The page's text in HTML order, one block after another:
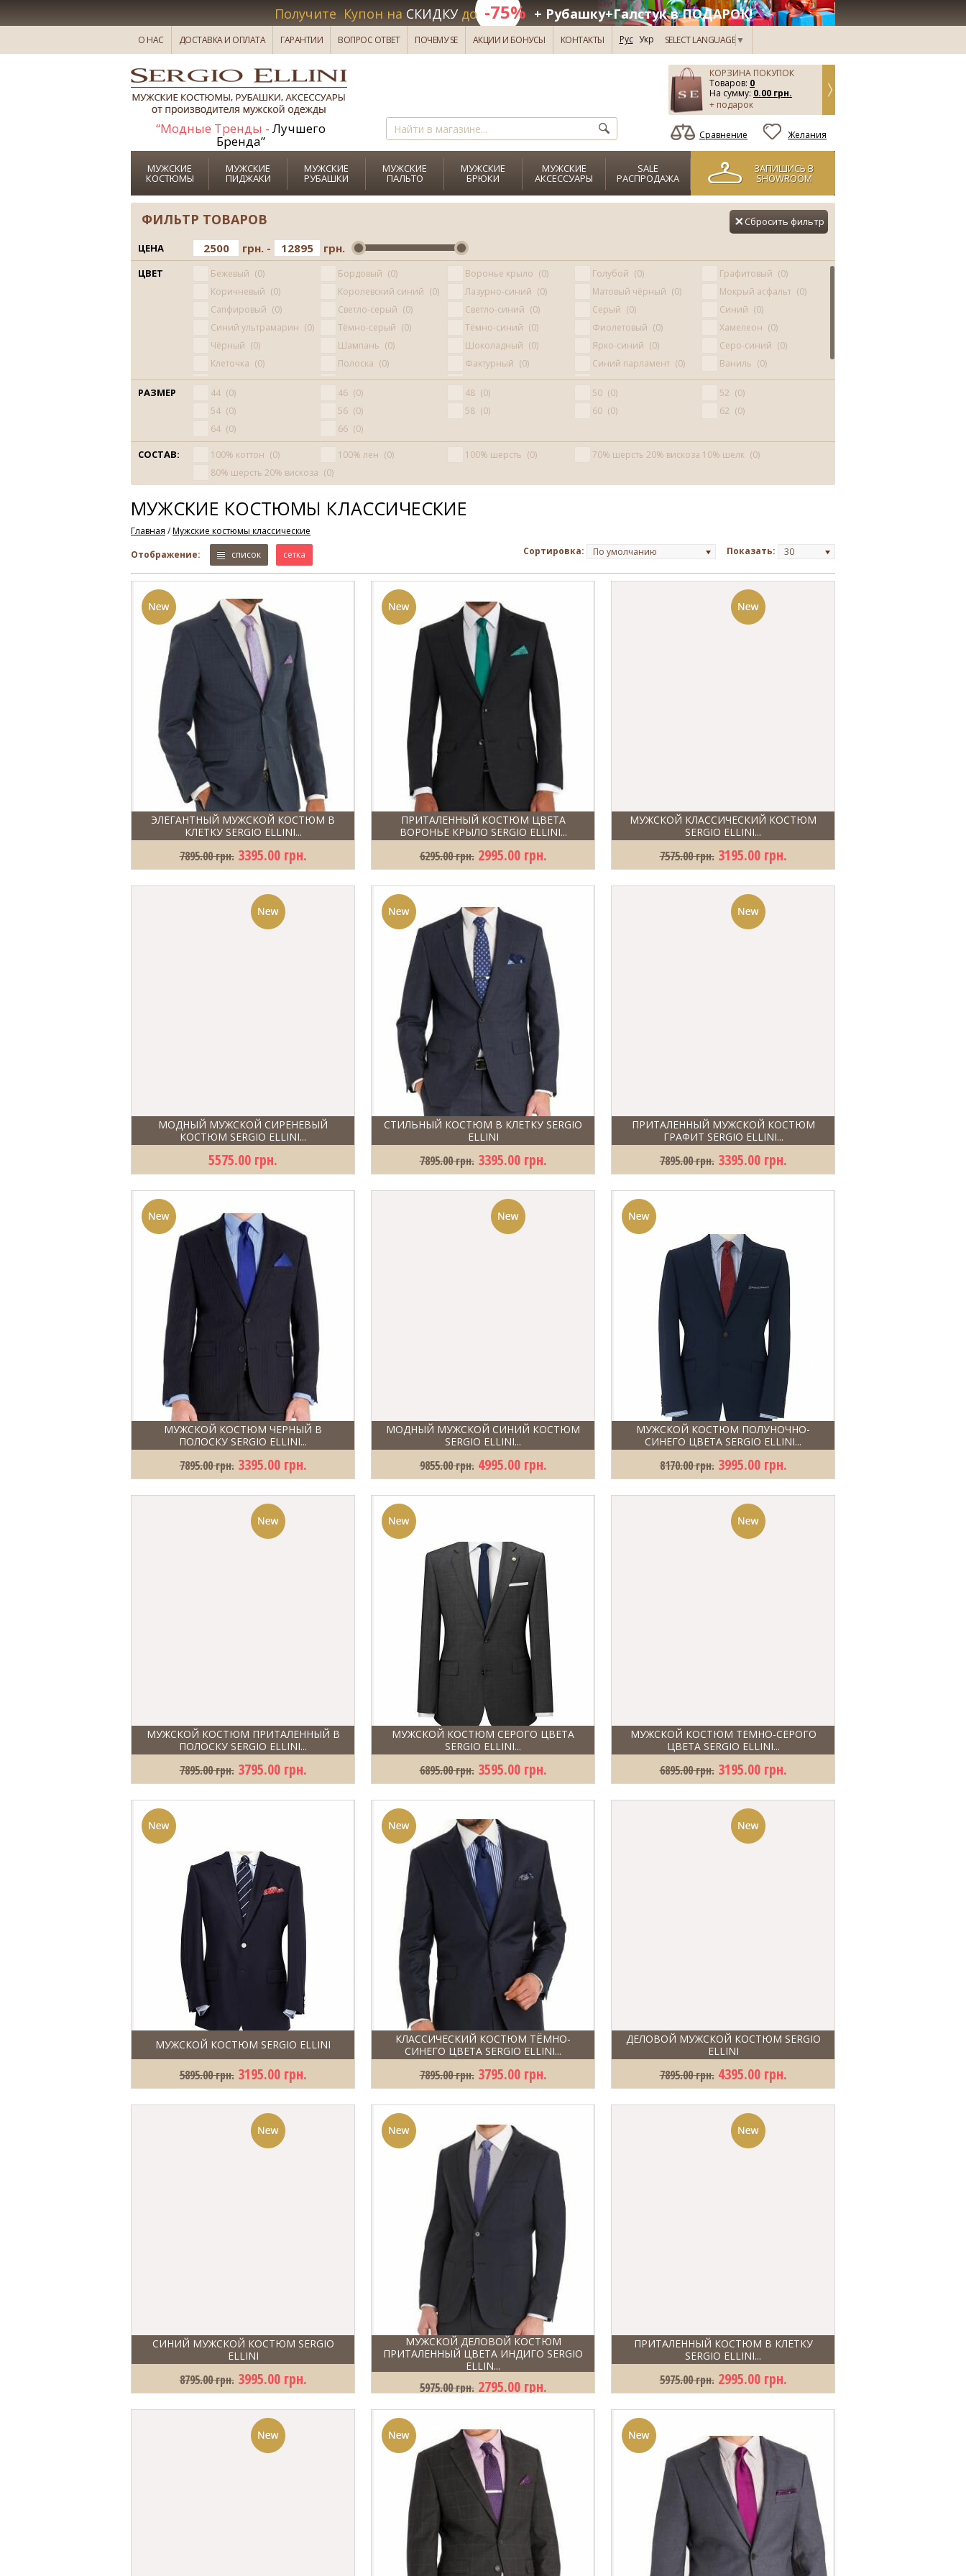
Получите Купон на СКИДКУдо -75% + Рубашку+Галстук в ПОДАРОК!
О НАС ДОСТАВКА И ОПЛАТА ГАРАНТИИ ВОПРОС ОТВЕТ ПОЧЕМУ SE АКЦИИ И БОНУСЫ КОНТАКТЫ Рус Укр SELECT LANGUAGE▼
“Модные Тренды -Лучшего
Бренда”
КОРЗИНА ПОКУПОК
Товаров: 0
На сумму: 0.00 грн.
+ подарок
Сравнение Желания
МУЖСКИЕ
КОСТЮМЫ
МУЖСКИЕ
ПИДЖАКИ
МУЖСКИЕ
РУБАШКИ
МУЖСКИЕ
ПАЛЬТО
МУЖСКИЕ
БРЮКИ
МУЖСКИЕ
АКСЕССУАРЫ
SALE
РАСПРОДАЖА
ЗАПИШИСЬ В
SHOWROOM
ФИЛЬТР ТОВАРОВ Сбросить фильтр
ЦЕНА грн. - грн.
ЦВЕТ Бежевый 0 Бордовый 0 Воронье крыло 0 Голубой 0 Графитовый
0
Коричневый
0 Королевский синий 0 Лазурно-синий 0 Матовый чёрный 0 Мокрый асфальт
0
Сапфировый
0 Светло-серый 0 Светло-синий 0 Серый 0 Синий
0
Синий ультрамарин
0 Тёмно-серый 0 Тёмно-синий 0 Фиолетовый 0 Хамелеон
0
Чёрный
0 Шампань 0 Шоколадный 0 Ярко-синий 0 Серо-синий
0
Клеточка
0 Полоска 0 Фактурный 0 Синий парламент 0 Ваниль
0
Капучино 0 Сиреневый 0 Бирюзовый 0 Индиго 0
РАЗМЕР 44 0 46 0 48 0 50 0 52
0
54
0 56 0 58 0 60 0 62
0
64
0 66 0
СОСТАВ: 100% коттон 0 100% лен 0 100% шерсть 0 70% шерсть 20% вискоза 10% шелк
0
80% шерсть 20% вискоза
0
МУЖСКИЕ КОСТЮМЫ КЛАССИЧЕСКИЕ
Главная /Мужские костюмы классические
Отображение:
список сетка Показать: 30
Сортировка: По умолчанию
ЭЛЕГАНТНЫЙ МУЖСКОЙ КОСТЮМ В
КЛЕТКУ SERGIO ELLINI...
7895.00 грн. 3395.00 грн.
ПРИТАЛЕННЫЙ КОСТЮМ ЦВЕТА
ВОРОНЬЕ КРЫЛО SERGIO ELLINI...
6295.00 грн. 2995.00 грн.
МУЖСКОЙ КЛАССИЧЕСКИЙ КОСТЮМ
SERGIO ELLINI...
7575.00 грн. 3195.00 грн.
МОДНЫЙ МУЖСКОЙ СИРЕНЕВЫЙ
КОСТЮМ SERGIO ELLINI...
5575.00 грн.
СТИЛЬНЫЙ КОСТЮМ В КЛЕТКУ SERGIO
ELLINI
7895.00 грн. 3395.00 грн.
ПРИТАЛЕННЫЙ МУЖСКОЙ КОСТЮМ
ГРАФИТ SERGIO ELLINI...
7895.00 грн. 3395.00 грн.
МУЖСКОЙ КОСТЮМ ЧЕРНЫЙ В
ПОЛОСКУ SERGIO ELLINI...
7895.00 грн. 3395.00 грн.
МОДНЫЙ МУЖСКОЙ СИНИЙ КОСТЮМ
SERGIO ELLINI...
9855.00 грн. 4995.00 грн.
МУЖСКОЙ КОСТЮМ ПОЛУНОЧНО-
СИНЕГО ЦВЕТА SERGIO ELLINI...
8170.00 грн. 3995.00 грн.
МУЖСКОЙ КОСТЮМ ПРИТАЛЕННЫЙ В
ПОЛОСКУ SERGIO ELLINI...
7895.00 грн. 3795.00 грн.
МУЖСКОЙ КОСТЮМ СЕРОГО ЦВЕТА
SERGIO ELLINI...
6895.00 грн. 3595.00 грн.
МУЖСКОЙ КОСТЮМ ТЕМНО-СЕРОГО
ЦВЕТА SERGIO ELLINI...
6895.00 грн. 3195.00 грн.
МУЖСКОЙ КОСТЮМ SERGIO ELLINI
5895.00 грн. 3195.00 грн.
КЛАССИЧЕСКИЙ КОСТЮМ ТЁМНО-
СИНЕГО ЦВЕТА SERGIO ELLINI...
7895.00 грн. 3795.00 грн.
ДЕЛОВОЙ МУЖСКОЙ КОСТЮМ SERGIO
ELLINI
7895.00 грн. 4395.00 грн.
СИНИЙ МУЖСКОЙ КОСТЮМ SERGIO
ELLINI
8795.00 грн. 3995.00 грн.
МУЖСКОЙ ДЕЛОВОЙ КОСТЮМ
ПРИТАЛЕННЫЙ ЦВЕТА ИНДИГО SERGIO
ELLIN...
5975.00 грн. 2795.00 грн.
ПРИТАЛЕННЫЙ КОСТЮМ В КЛЕТКУ
SERGIO ELLINI...
5975.00 грн. 2995.00 грн.